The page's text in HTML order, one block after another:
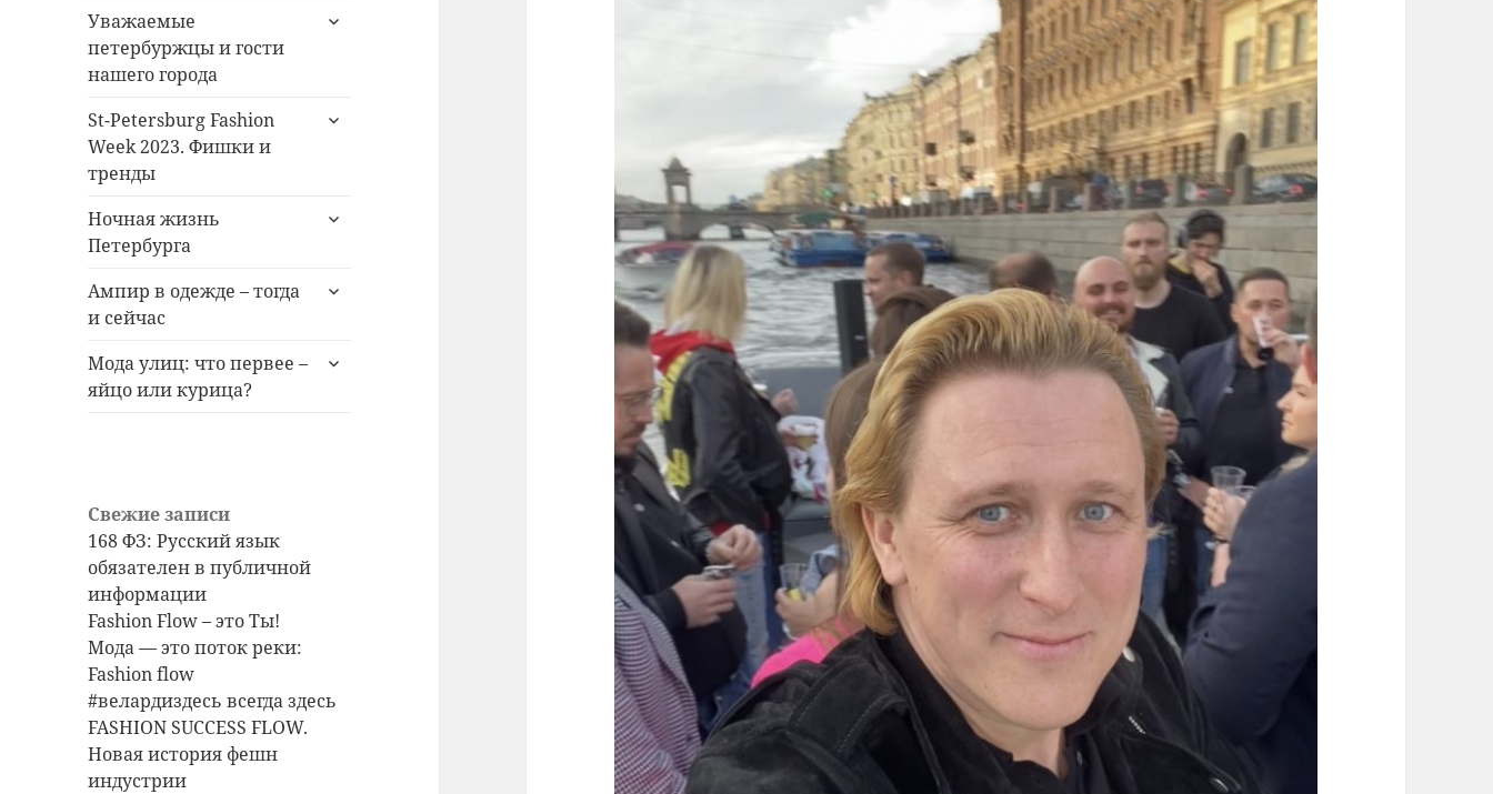
Уважаемые
петербуржцы и гости
нашего города
раскрыть
St-Petersburg Fashion
Week 2023. Фишки и
тренды
раскрыть
Ночная жизнь
Петербурга
раскрыть
Ампир в одежде – тогда
и сейчас
раскрыть
Мода улиц: что первее –
яйцо или курица?
раскрыть
Свежие записи
168 ФЗ: Русский язык
обязателен в публичной
информации
Fashion Flow – это Ты!
Мода — это поток реки:
Fashion flow
#велардиздесь всегда здесь
FASHION SUCCESS FLOW.
Новая история фешн
индустрии